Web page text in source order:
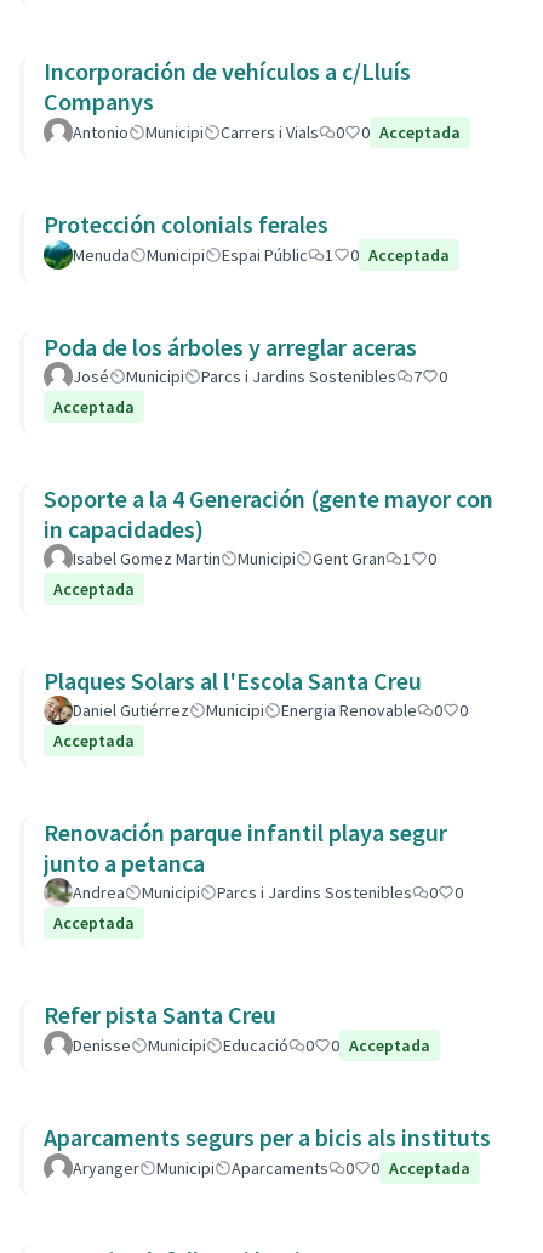
Incorporación de vehículos a c/Lluís
Companys
Antonio Municipi Carrers i Vials 0 0 Acceptada
Protección colonials ferales
Menuda Municipi Espai Públic 1 0 Acceptada
Poda de los árboles y arreglar aceras
José Municipi Parcs i Jardins Sostenibles 7
0
Acceptada
Soporte a la 4 Generación (gente mayor con
in capacidades)
Isabel Gomez Martin Municipi Gent Gran 1
0
Acceptada
Plaques Solars al l'Escola Santa Creu
Daniel Gutiérrez Municipi Energia Renovable 0
0
Acceptada
Renovación parque infantil playa segur
junto a petanca
Andrea Municipi Parcs i Jardins Sostenibles 0
0
Acceptada
Refer pista Santa Creu
Denisse Municipi Educació 0 0 Acceptada
Aparcaments segurs per a bicis als instituts
Aryanger Municipi Aparcaments 0 0 Acceptada